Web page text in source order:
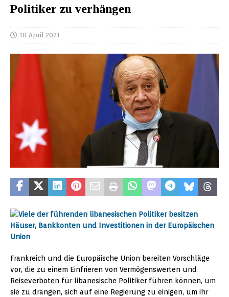
Politiker zu verhängen
10 April 2021
Frankreich und die Europäische Union bereiten Vorschläge
vor, die zu einem Einfrieren von Vermögenswerten und
Reiseverboten für libanesische Politiker führen können, um
sie zu drängen, sich auf eine Regierung zu einigen, um ihr